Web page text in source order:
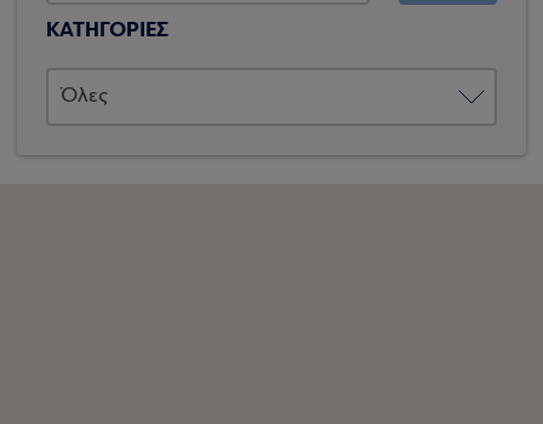
ΚΑΤΗΓΟΡΙΕΣ